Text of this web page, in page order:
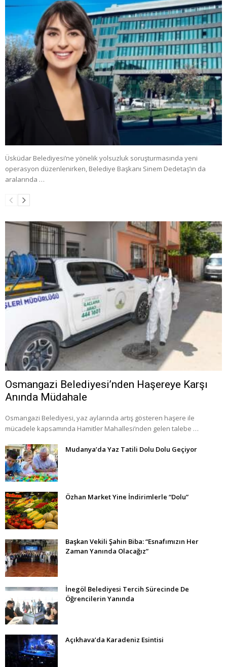
Üsküdar Belediyesi’ne yönelik yolsuzluk soruşturmasında yeni
operasyon düzenlenirken, Belediye Başkanı Sinem Dedetaş’ın da
aralarında …
Osmangazi Belediyesi’nden Haşereye Karşı
Anında Müdahale
Osmangazi Belediyesi, yaz aylarında artış gösteren haşere ile
mücadele kapsamında Hamitler Mahallesi’nden gelen talebe …
Mudanya’da Yaz Tatili Dolu Dolu Geçiyor
Özhan Market Yine İndirimlerle “Dolu”
Başkan Vekili Şahin Biba: “Esnafımızın Her
Zaman Yanında Olacağız”
İnegöl Belediyesi Tercih Sürecinde De
Öğrencilerin Yanında
Açıkhava’da Karadeniz Esintisi